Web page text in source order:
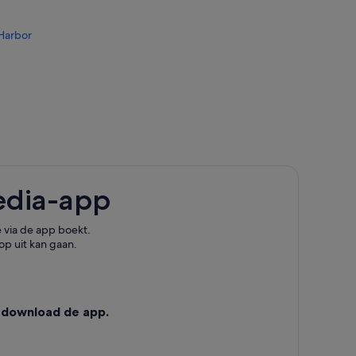
app
via de app boekt.
uit kan gaan.
de app.